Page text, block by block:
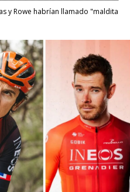
y Rowe habrían llamado "maldita